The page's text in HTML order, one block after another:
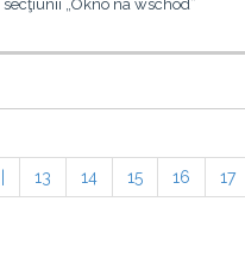
secţiunii „Okno na wschód”
13 14 15 16 17